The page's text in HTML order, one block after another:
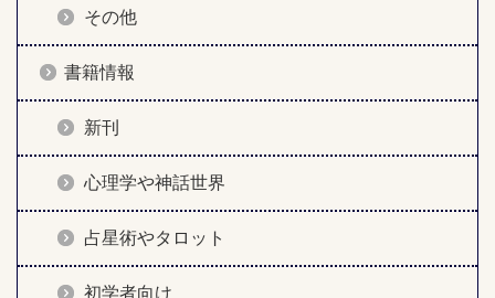
その他
書籍情報
新刊
心理学や神話世界
占星術やタロット
初学者向け